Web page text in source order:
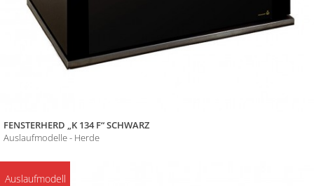
FENSTERHERD „K 134 F“ SCHWARZ
Auslaufmodelle - Herde
Auslaufmodell